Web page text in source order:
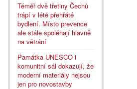
Téměř dvě třetiny Čechů
trápí v létě přehřáté
bydlení. Místo prevence
ale stále spoléhají hlavně
na větrání
Památka UNESCO i
komunitní sál dokazují, že
moderní materiály nejsou
jen pro novostavby